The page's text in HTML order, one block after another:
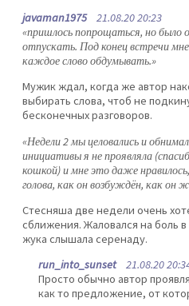
javaman197521.08.20 20:23
«пришлось попрощаться, но было
отпускать. Под конец встречи
каждое слово обдумывать.»
Мужик ждал, когда же автор
выбирать слова, чтоб не
бесконечных разговоров.
«Недели 2 мы целовались и
инициативы я не проявляла
кошкой) и мне это даже
голова, как он возбуждён, как он
Стесняша две недели очень
сближения. Жаловался на боль
жука слышала серенаду.
run_into_sunset21.08.20
Просто обычно автор
как то предложение, от